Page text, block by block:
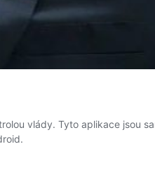
vlády. Tyto aplikace jsou